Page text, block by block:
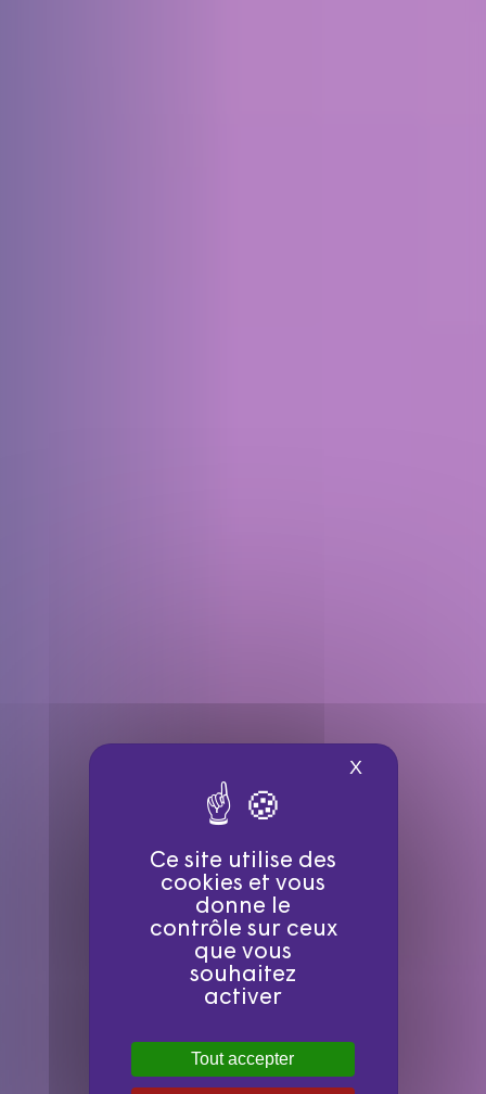
Ce site utilise des
cookies et vous
donne le
contrôle sur ceux
que vous
souhaitez
activer
Tout accepter
XMasquer le